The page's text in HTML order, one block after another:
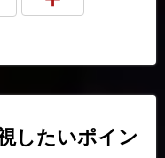
したいポイン